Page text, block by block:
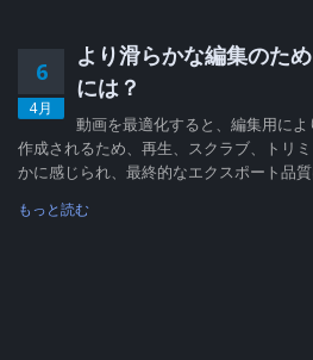
6
4月
より滑らかな編集のた
には？
動画を最適化すると、編集用に
作成されるため、再生、スクラブ、トリ
かに感じられ、最終的なエクスポート品
もっと読む